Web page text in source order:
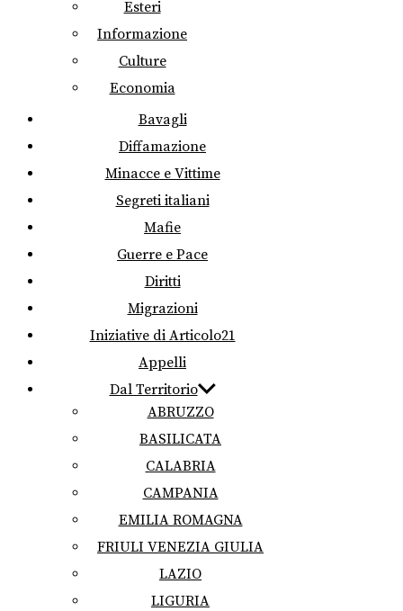
Esteri
Informazione
Culture
Economia
Bavagli
Diffamazione
Minacce e Vittime
Segreti italiani
Mafie
Guerre e Pace
Diritti
Migrazioni
Iniziative di Articolo21
Appelli
Dal Territorio
ABRUZZO
BASILICATA
CALABRIA
CAMPANIA
EMILIA ROMAGNA
FRIULI VENEZIA GIULIA
LAZIO
LIGURIA